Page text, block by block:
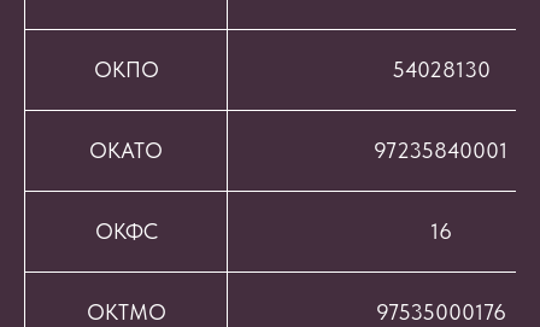
ОКПО 54028130
ОКАТО 97235840001
ОКФС 16
ОКТМО 97535000176